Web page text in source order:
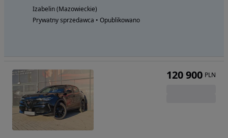
Izabelin (Mazowieckie)
Prywatny sprzedawca • Opublikowano
120 900 PLN